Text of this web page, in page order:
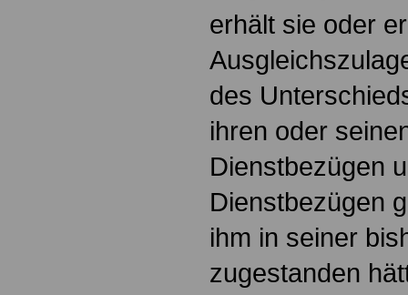
erhält sie oder
des
ihren oder
Dienstbezügen
Dienstbezügen
ihm in seiner
zugestanden